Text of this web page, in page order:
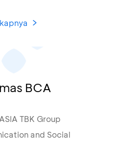
BCA
TBK Group
and Social